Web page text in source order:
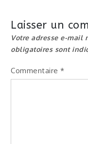
Laisser un
Votre adresse e-mail
obligatoires sont
Commentaire*